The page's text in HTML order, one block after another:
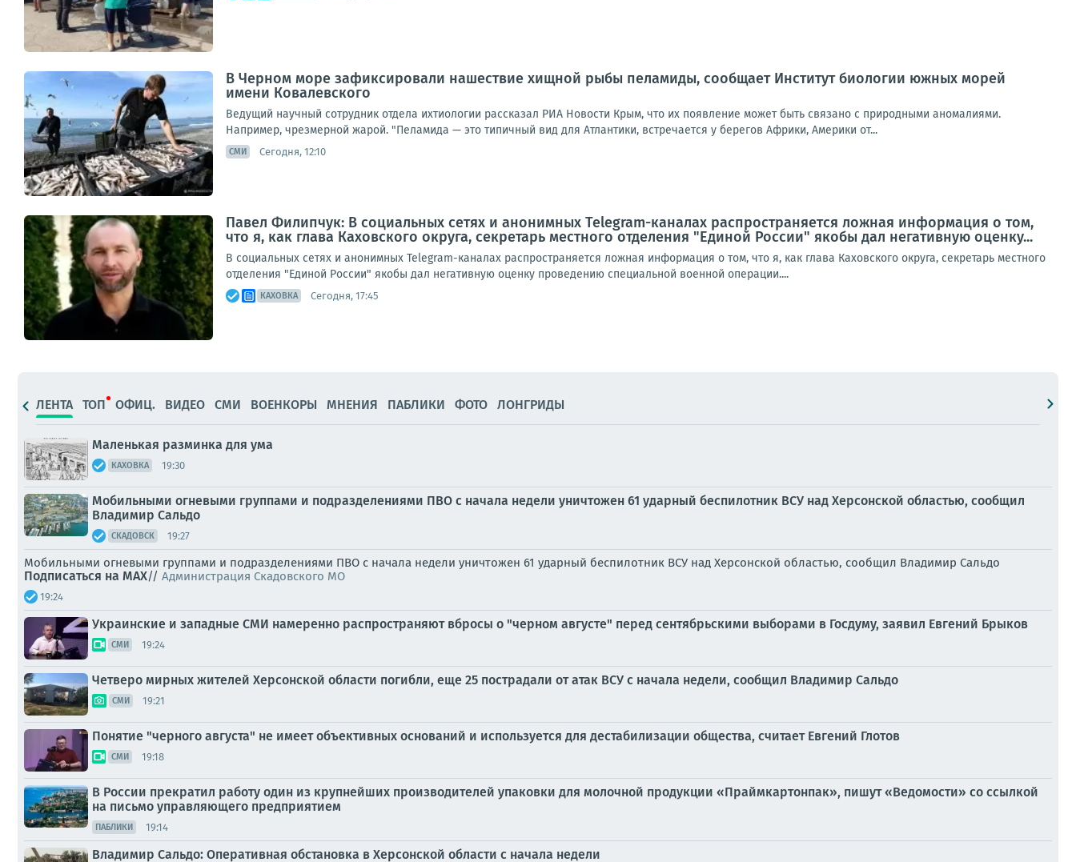
В Черном море зафиксировали нашествие хищной рыбы пеламиды, сообщает Институт биологии южных морей
имени Ковалевского
Ведущий научный сотрудник отдела ихтиологии рассказал РИА Новости Крым, что их появление может быть связано с природными аномалиями.
Например, чрезмерной жарой. "Пеламида — это типичный вид для Атлантики, встречается у берегов Африки, Америки от...
СМИ Сегодня, 12:10
Павел Филипчук: В социальных сетях и анонимных Telegram-каналах распространяется ложная информация о том,
что я, как глава Каховского округа, секретарь местного отделения "Единой России" якобы дал негативную оценку...
В социальных сетях и анонимных Telegram-каналах распространяется ложная информация о том, что я, как глава Каховского округа, секретарь местного
отделения "Единой России" якобы дал негативную оценку проведению специальной военной операции....
КАХОВКА Сегодня, 17:45
ЛЕНТА ТОП ОФИЦ. ВИДЕО СМИ ВОЕНКОРЫ МНЕНИЯ ПАБЛИКИ ФОТО ЛОНГРИДЫ
Маленькая разминка для ума
КАХОВКА 19:30
Мобильными огневыми группами и подразделениями ПВО с начала недели уничтожен 61 ударный беспилотник ВСУ над Херсонской областью, сообщил
Владимир Сальдо
СКАДОВСК 19:27
Мобильными огневыми группами и подразделениями ПВО с начала недели уничтожен 61 ударный беспилотник ВСУ над Херсонской областью, сообщил Владимир Сальдо
Подписаться на MAX// Администрация Скадовского МО
19:24
Украинские и западные СМИ намеренно распространяют вбросы о "черном августе" перед сентябрьскими выборами в Госдуму, заявил Евгений Брыков
СМИ 19:24
Четверо мирных жителей Херсонской области погибли, еще 25 пострадали от атак ВСУ с начала недели, сообщил Владимир Сальдо
СМИ 19:21
Понятие "черного августа" не имеет объективных оснований и используется для дестабилизации общества, считает Евгений Глотов
СМИ 19:18
В России прекратил работу один из крупнейших производителей упаковки для молочной продукции «Праймкартонпак», пишут «Ведомости» со ссылкой
на письмо управляющего предприятием
ПАБЛИКИ 19:14
Владимир Сальдо: Оперативная обстановка в Херсонской области с начала недели